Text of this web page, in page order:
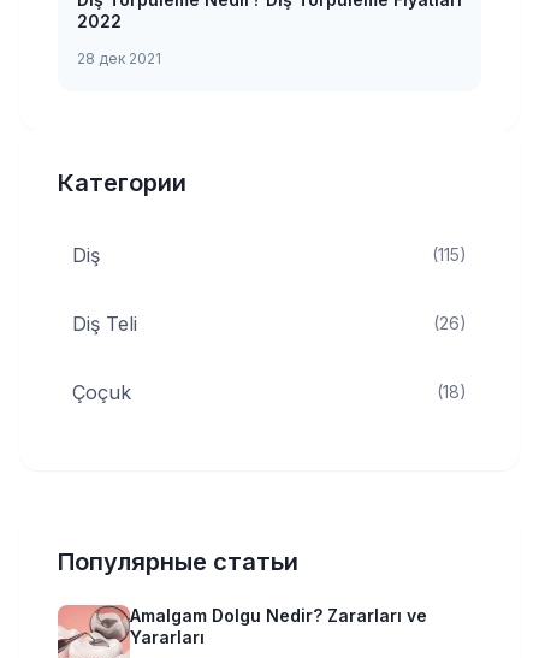
2022
28 дек 2021
Категории
Diş (115)
Diş Teli (26)
Çoçuk (18)
Популярные статьи
Amalgam Dolgu Nedir? Zararları ve
Yararları